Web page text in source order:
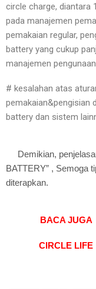
circle charge, diantara
pada manajemen
pemakaian regular,
battery yang cukup
manajemen
# kesalahan atas
pemakaian&pengisian
battery dan sistem
Demikian,
BATTERY” , Semoga
diterapkan.
BACA JUGA
CIRCLE LIFE